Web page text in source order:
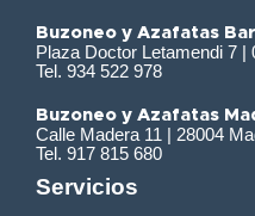
Buzoneo y Azafatas
Plaza Doctor Letamendi 7 |
Tel. 934 522 978
Buzoneo y Azafatas
Calle Madera 11 | 28004
Tel. 917 815 680
Servicios